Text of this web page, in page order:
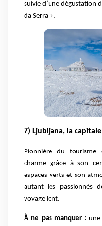
suivie d’une dégustation
da Serra ».
7) Ljubljana, la
Pionnière du tourisme
charme grâce à son
espaces verts et son
autant les passionnés
voyage lent.
À ne pas manquer :